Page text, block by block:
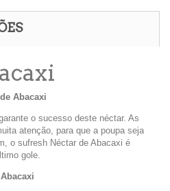
Abacaxi
o sucesso deste néctar. As
atenção, para que a poupa seja
o sufresh Néctar de Abacaxi é
gole.